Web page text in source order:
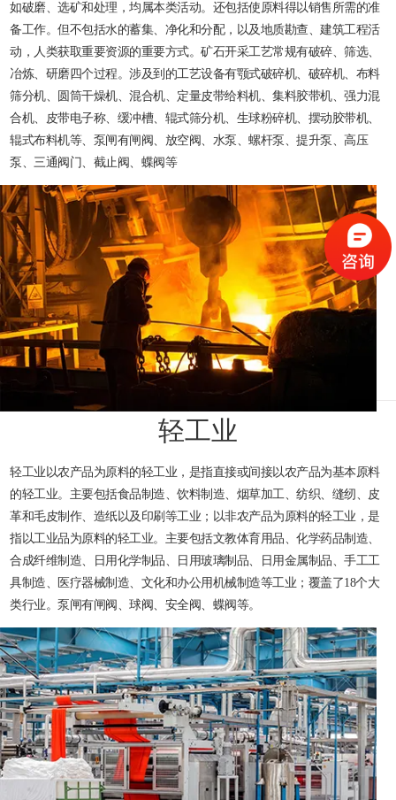
如破磨、选矿和处理，均属本类活动。还包括使原料得以销售所需的准
备工作。但不包括水的蓄集、净化和分配，以及地质勘查、建筑工程活
动，人类获取重要资源的重要方式。矿石开采工艺常规有破碎、筛选、
冶炼、研磨四个过程。涉及到的工艺设备有颚式破碎机、破碎机、布料
筛分机、圆筒干燥机、混合机、定量皮带给料机、集料胶带机、强力混
合机、皮带电子称、缓冲槽、辊式筛分机、生球粉碎机、摆动胶带机、
辊式布料机等、泵闸有闸阀、放空阀、水泵、螺杆泵、提升泵、高压
泵、三通阀门、截止阀、蝶阀等
轻工业
轻工业以农产品为原料的轻工业，是指直接或间接以农产品为基本原料
的轻工业。主要包括食品制造、饮料制造、烟草加工、纺织、缝纫、皮
革和毛皮制作、造纸以及印刷等工业；以非农产品为原料的轻工业，是
指以工业品为原料的轻工业。主要包括文教体育用品、化学药品制造、
合成纤维制造、日用化学制品、日用玻璃制品、日用金属制品、手工工
具制造、医疗器械制造、文化和办公用机械制造等工业；覆盖了18个大
类行业。泵闸有闸阀、球阀、安全阀、蝶阀等。